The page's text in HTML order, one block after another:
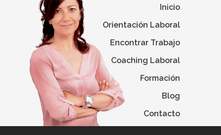
Inicio
Orientación Laboral
Encontrar Trabajo
Coaching Laboral
Formación
Blog
Contacto